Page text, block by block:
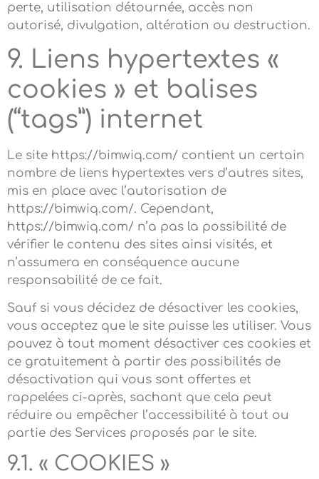
perte, utilisation détournée, accès non
autorisé, divulgation, altération ou destruction.
9. Liens hypertextes «
cookies » et balises
(“tags”) internet
Le site https://bimwiq.com/ contient un certain
nombre de liens hypertextes vers d’autres sites,
mis en place avec l’autorisation de
https://bimwiq.com/. Cependant,
https://bimwiq.com/ n’a pas la possibilité de
vérifier le contenu des sites ainsi visités, et
n’assumera en conséquence aucune
responsabilité de ce fait.
Sauf si vous décidez de désactiver les cookies,
vous acceptez que le site puisse les utiliser. Vous
pouvez à tout moment désactiver ces cookies et
ce gratuitement à partir des possibilités de
désactivation qui vous sont offertes et
rappelées ci-après, sachant que cela peut
réduire ou empêcher l’accessibilité à tout ou
partie des Services proposés par le site.
9.1. « COOKIES »